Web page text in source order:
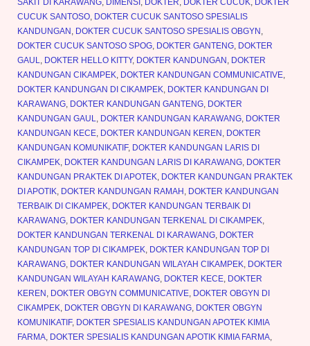
SAKIT DI KARAWANG, DIMENSI , DOKTER, DOKTER CUCUK, DOKTER
CUCUK SANTOSO, DOKTER CUCUK SANTOSO SPESIALIS
KANDUNGAN , DOKTER CUCUK SANTOSO SPESIALIS OBGYN ,
DOKTER CUCUK SANTOSO SPOG, DOKTER GANTENG, DOKTER
GAUL, DOKTER HELLO KITTY, DOKTER KANDUNGAN , DOKTER
KANDUNGAN CIKAMPEK, DOKTER KANDUNGAN COMMUNICATIVE,
DOKTER KANDUNGAN DI CIKAMPEK, DOKTER KANDUNGAN DI
KARAWANG, DOKTER KANDUNGAN GANTENG, DOKTER
KANDUNGAN GAUL, DOKTER KANDUNGAN KARAWANG, DOKTER
KANDUNGAN KECE, DOKTER KANDUNGAN KEREN , DOKTER
KANDUNGAN KOMUNIKATIF, DOKTER KANDUNGAN LARIS DI
CIKAMPEK, DOKTER KANDUNGAN LARIS DI KARAWANG, DOKTER
KANDUNGAN PRAKTEK DI APOTEK, DOKTER KANDUNGAN PRAKTEK
DI APOTIK, DOKTER KANDUNGAN RAMAH , DOKTER KANDUNGAN
TERBAIK DI CIKAMPEK, DOKTER KANDUNGAN TERBAIK DI
KARAWANG, DOKTER KANDUNGAN TERKENAL DI CIKAMPEK,
DOKTER KANDUNGAN TERKENAL DI KARAWANG, DOKTER
KANDUNGAN TOP DI CIKAMPEK, DOKTER KANDUNGAN TOP DI
KARAWANG, DOKTER KANDUNGAN WILAYAH CIKAMPEK, DOKTER
KANDUNGAN WILAYAH KARAWANG, DOKTER KECE, DOKTER
KEREN , DOKTER OBGYN COMMUNICATIVE, DOKTER OBGYN DI
CIKAMPEK, DOKTER OBGYN DI KARAWANG, DOKTER OBGYN
KOMUNIKATIF, DOKTER SPESIALIS KANDUNGAN APOTEK KIMIA
FARMA, DOKTER SPESIALIS KANDUNGAN APOTIK KIMIA FARMA,